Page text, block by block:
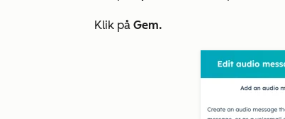
Klik på Gem.